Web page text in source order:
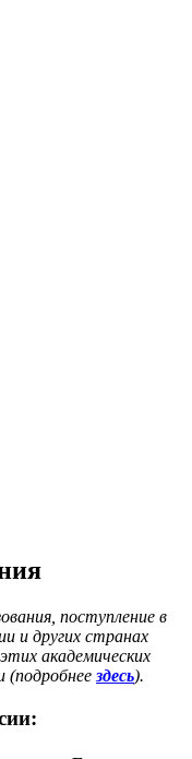
поступление в
и других странах
академических
(подробнее здесь).